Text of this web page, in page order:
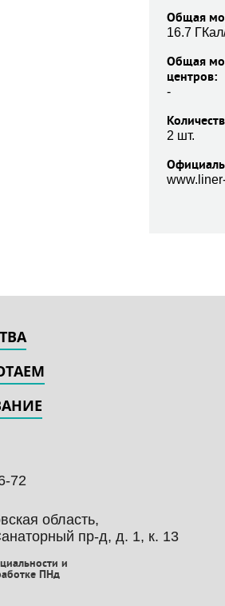
Общая
16.7
Общая
центров:
-
2 шт.
72
область,
пр-д, д. 1, к. 13
и
ПНд